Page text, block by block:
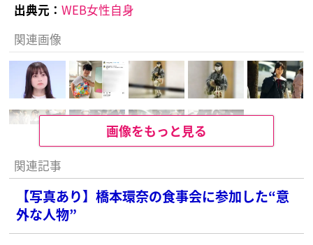
出典元： WEB女性自身
関連画像
画像をもっと見る
関連記事
【写真あり】橋本環奈の食事会に参加した“意
外な人物”